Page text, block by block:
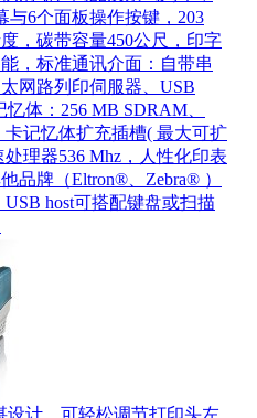
与6个面板操作按键，203
，碳带容量450公尺，印字
，标准通讯介面：自带串
网路列印伺服器、USB
忆体：256 MB SDRAM、
卡记忆体扩充插槽( 最大可扩
理器536 Mhz，人性化印表
品牌（Eltron®、Zebra® ）
host可搭配键盘或扫描